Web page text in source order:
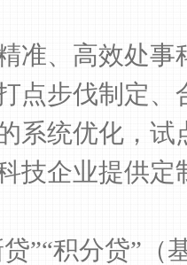
准、高效处
点步伐制定
系统优化，试
技企业提供
”“积分贷”